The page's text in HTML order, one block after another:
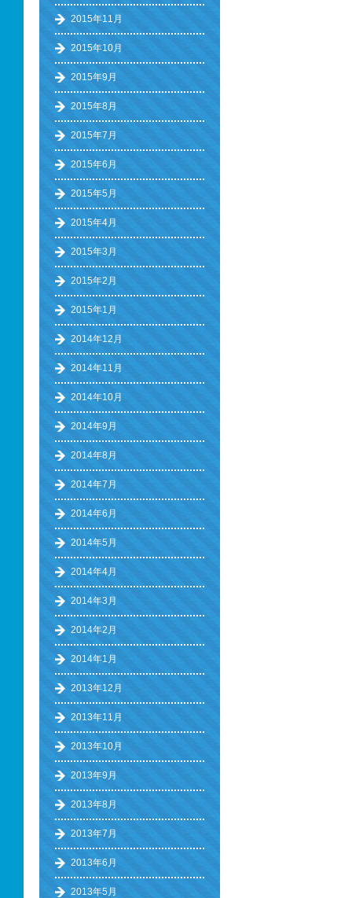
2015年11月
2015年10月
2015年9月
2015年8月
2015年7月
2015年6月
2015年5月
2015年4月
2015年3月
2015年2月
2015年1月
2014年12月
2014年11月
2014年10月
2014年9月
2014年8月
2014年7月
2014年6月
2014年5月
2014年4月
2014年3月
2014年2月
2014年1月
2013年12月
2013年11月
2013年10月
2013年9月
2013年8月
2013年7月
2013年6月
2013年5月